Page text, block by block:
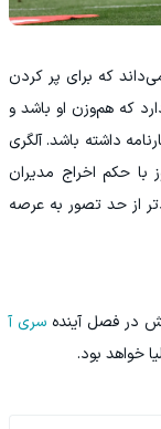
که برای پر کردن
که هم‌وزن او باشد و
داشته باشد. آلگری
با حکم اخراج مدیران
از حد تصور به عرصه
در فصل آینده سری آ
خواهد بود.